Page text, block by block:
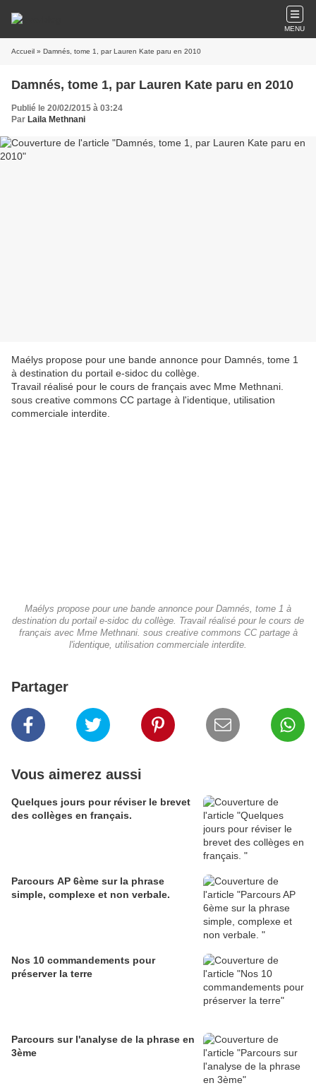
MENU
Accueil » Damnés, tome 1, par Lauren Kate paru en 2010
Damnés, tome 1, par Lauren Kate paru en 2010
Publié le 20/02/2015 à 03:24
Par Laila Methnani
Maélys propose pour une bande annonce pour Damnés, tome 1
à destination du portail e-sidoc du collège.
Travail réalisé pour le cours de français avec Mme Methnani.
sous creative commons CC partage à l'identique, utilisation
commerciale interdite.
Maélys propose pour une bande annonce pour Damnés, tome 1 à
destination du portail e-sidoc du collège. Travail réalisé pour le cours de
français avec Mme Methnani. sous creative commons CC partage à
l'identique, utilisation commerciale interdite.
Partager
Vous aimerez aussi
Quelques jours pour réviser le brevet
des collèges en français.
Parcours AP 6ème sur la phrase
simple, complexe et non verbale.
Nos 10 commandements pour
préserver la terre
Parcours sur l'analyse de la phrase en
3ème